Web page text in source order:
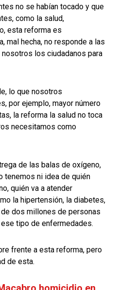
no se habían tocado y que
como la salud,
esta reforma es
mal hecha, no responde a las
los ciudadanos para
lo que nosotros
por ejemplo, mayor número
la reforma la salud no toca
necesitamos como
de las balas de oxígeno,
tenemos ni idea de quién
quién va a atender
la hipertensión, la diabetes,
dos millones de personas
tipo de enfermedades.
frente a esta reforma, pero
de esta.